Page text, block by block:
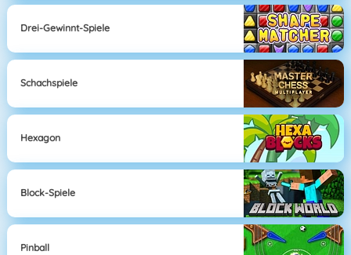
Drei-Gewinnt-Spiele
Schachspiele
Hexagon
Block-Spiele
Pinball